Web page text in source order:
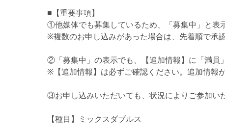
■【重要事項】
①他媒体でも募集しているため、「募集中」と表
※複数のお申し込みがあった場合は、先着順で承認
②「募集中」の表示でも、【追加情報】に「満員
※【追加情報】は必ずご確認ください。追加情報
③お申し込みいただいても、状況によりご参加い
【種目】ミックスダブルス